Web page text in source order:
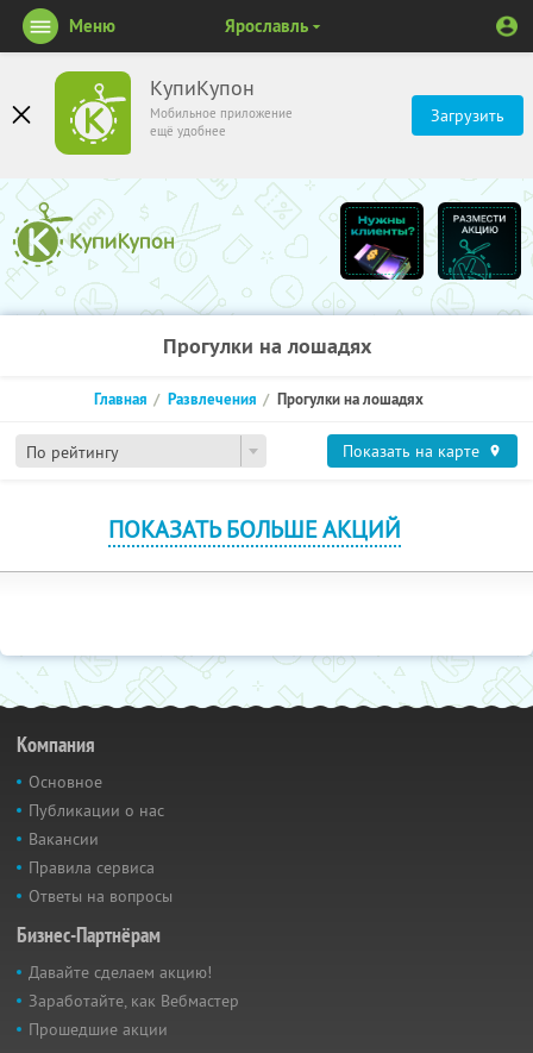
КупиКупон
Мобильное приложение
ещё удобнее
Загрузить
Меню Ярославль
Прогулки на лошадях
По рейтингу
Главная Развлечения Прогулки на лошадях
Показать на карте
ПОКАЗАТЬ БОЛЬШЕ АКЦИЙ
Компания
Основное
Публикации о нас
Вакансии
Правила сервиса
Ответы на вопросы
Бизнес-Партнёрам
Давайте сделаем акцию!
Заработайте, как Вебмастер
Прошедшие акции